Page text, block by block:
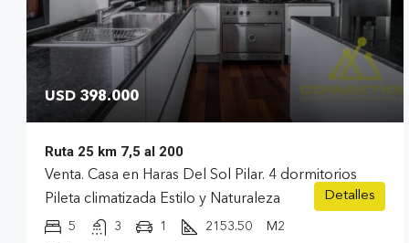
USD 398.000
Ruta 25 km 7,5 al 200
Venta. Casa en Haras Del Sol Pilar. 4 dormitorios
Pileta climatizada Estilo y Naturaleza
5 3 1 2153.50 M2
Detalles